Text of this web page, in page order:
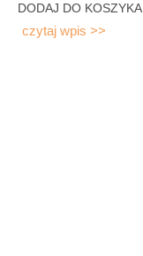
DODAJ DO KOSZYKA
czytaj wpis >>